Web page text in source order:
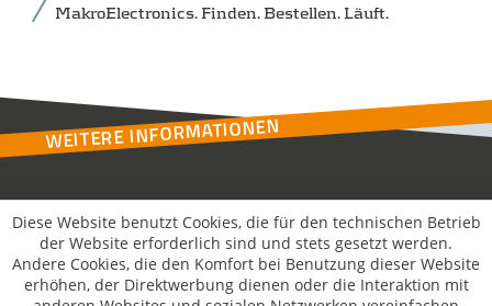
MakroElectronics. Finden. Bestellen. Läuft.
WEITERE INFORMATIONEN
Kontakt
MakroSolutions
Diese Website benutzt Cookies, die für den technischen Betrieb
der Website erforderlich sind und stets gesetzt werden.
Andere Cookies, die den Komfort bei Benutzung dieser Website
erhöhen, der Direktwerbung dienen oder die Interaktion mit